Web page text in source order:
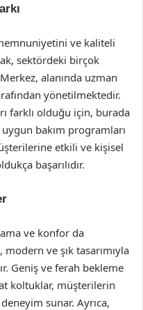
ve kaliteli
sektördeki birçok
alanında uzman
yönetilmektedir.
farklı olduğu için, burada
bakım programları
etkili ve kişisel
başarılıdır.
ve konfor da
ve şık tasarımıyla
Geniş ve ferah bekleme
koltuklar, müşterilerin
sunar. Ayrıca,